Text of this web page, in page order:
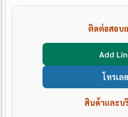
ติดต่อสอบ
Add
โทรเลย
สินค้าและบ